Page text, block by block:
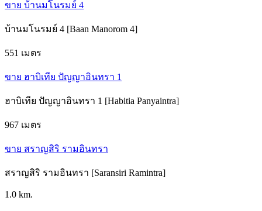
ขาย บ้านมโนรมย์ 4
บ้านมโนรมย์ 4 [Baan Manorom 4]
551 เมตร
ขาย ฮาบิเทีย ปัญญาอินทรา 1
ฮาบิเทีย ปัญญาอินทรา 1 [Habitia Panyaintra]
967 เมตร
ขาย สราญสิริ รามอินทรา
สราญสิริ รามอินทรา [Saransiri Ramintra]
1.0 km.